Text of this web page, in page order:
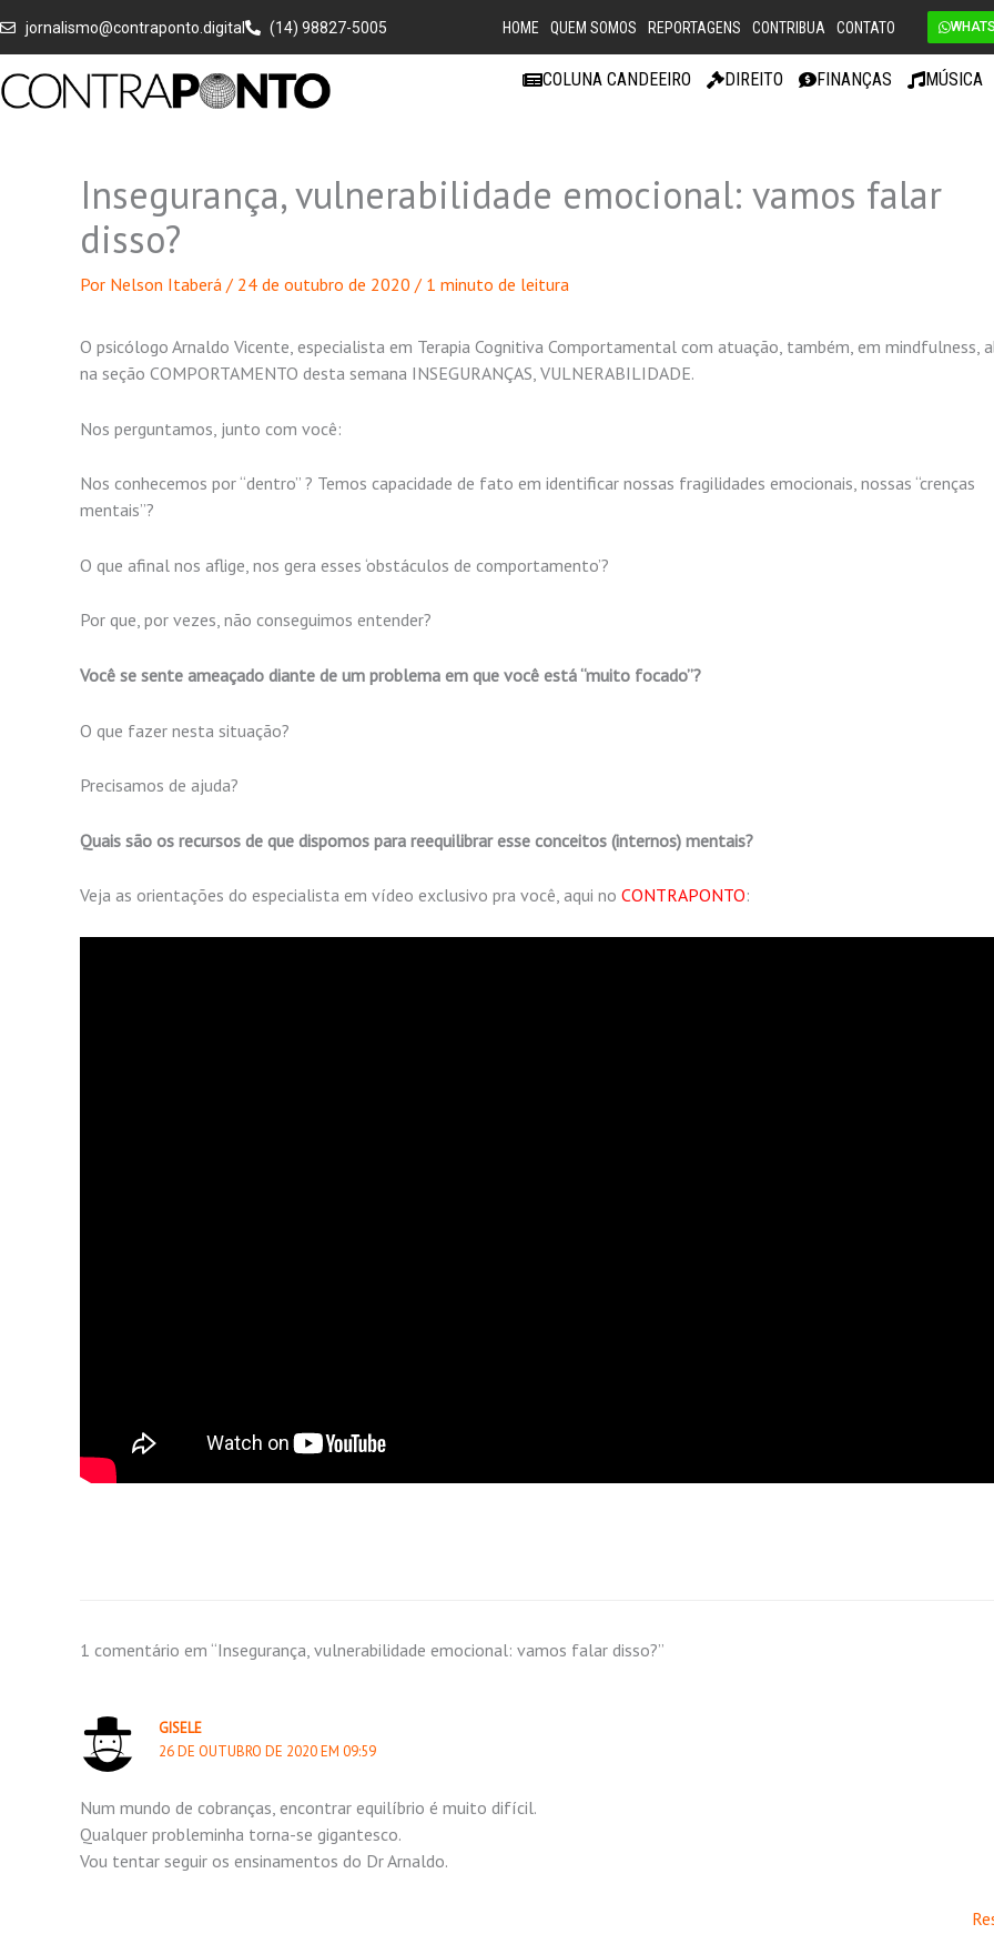
para
conteúdo
jornalismo@contraponto.digital (14) 98827-5005 HOME QUEM SOMOS REPORTAGENS CONTRIBUA CONTATO
COLUNA CANDEEIRO DIREITO FINANÇAS MÚSICA
Insegurança, vulnerabilidade emocional: vamos falar
disso?
Por Nelson Itaberá / 24 de outubro de 2020 / 1 minuto de leitura
O psicólogo Arnaldo Vicente, especialista em Terapia Cognitiva Comportamental com atuação, também, em mindfulness,
na seção COMPORTAMENTO desta semana INSEGURANÇAS, VULNERABILIDADE.
Nos perguntamos, junto com você:
Nos conhecemos por “dentro” ? Temos capacidade de fato em identificar nossas fragilidades emocionais, nossas “crenças
mentais”?
O que afinal nos aflige, nos gera esses ‘obstáculos de comportamento’?
Por que, por vezes, não conseguimos entender?
Você se sente ameaçado diante de um problema em que você está “muito focado”?
O que fazer nesta situação?
Precisamos de ajuda?
Quais são os recursos de que dispomos para reequilibrar esse conceitos (internos) mentais?
Veja as orientações do especialista em vídeo exclusivo pra você, aqui no CONTRAPONTO:
1 comentário em “Insegurança, vulnerabilidade emocional: vamos falar disso?”
GISELE
26 DE OUTUBRO DE 2020 EM 09:59
Num mundo de cobranças, encontrar equilíbrio é muito difícil.
Qualquer probleminha torna-se gigantesco.
Vou tentar seguir os ensinamentos do Dr Arnaldo.